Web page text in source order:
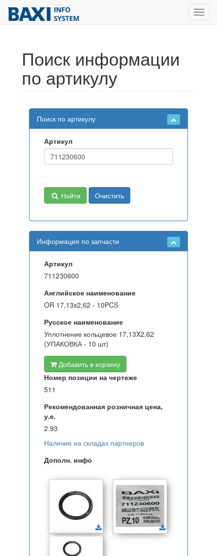
Поиск информации
по артикулу
Поиск по артикулу
Артикул
Найти Очистить
Информация по запчасти
Артикул
711230600
Английское наименование
OR 17,13x2,62 - 10PCS
Русское наименование
Уплотнение кольцевое 17,13X2,62
(УПАКОВКА - 10 шт)
Добавить в корзину
Номер позиции на чертеже
511
Рекомендованная розничная цена,
у.е.
2.93
Наличие на складах партнеров
Дополн. инфо